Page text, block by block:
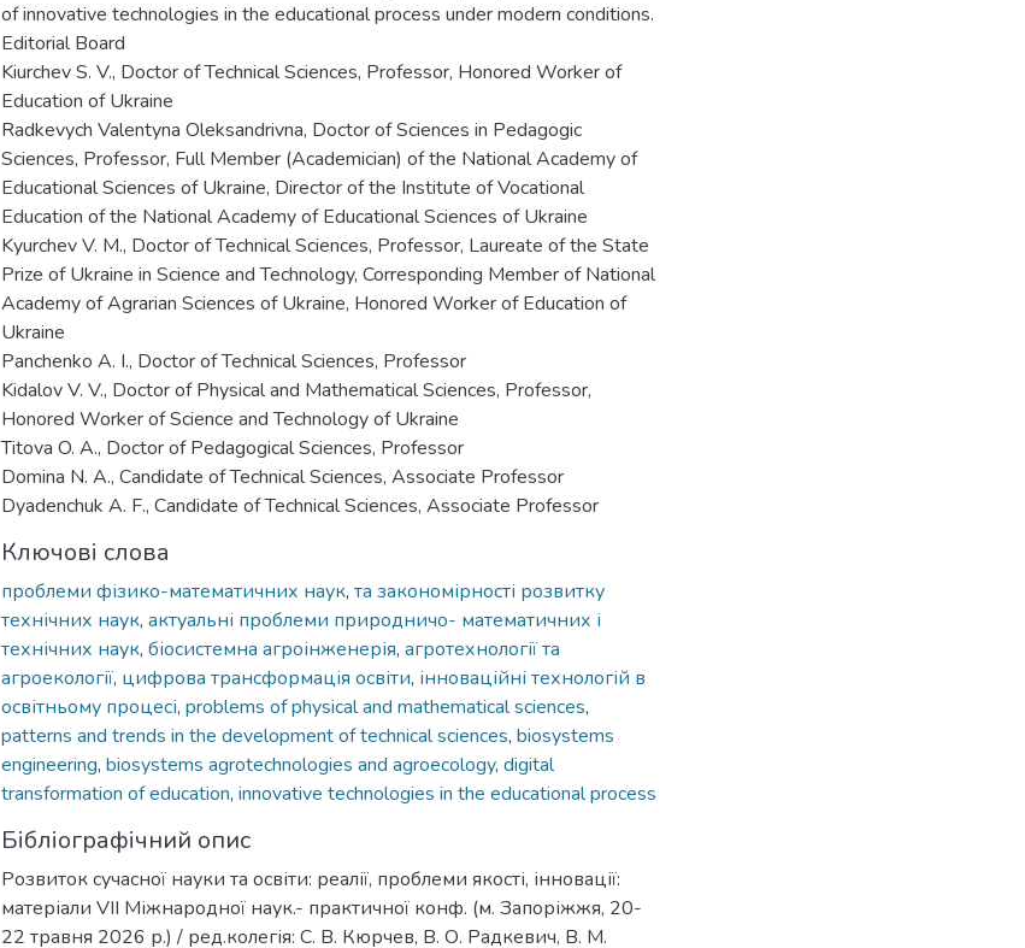
of innovative technologies in the educational process under modern conditions.
Editorial Board
Kiurchev S. V., Doctor of Technical Sciences, Professor, Honored Worker of
Education of Ukraine
Radkevych Valentyna Oleksandrivna, Doctor of Sciences in Pedagogic
Sciences, Professor, Full Member (Academician) of the National Academy of
Educational Sciences of Ukraine, Director of the Institute of Vocational
Education of the National Academy of Educational Sciences of Ukraine
Kyurchev V. M., Doctor of Technical Sciences, Professor, Laureate of the State
Prize of Ukraine in Science and Technology, Corresponding Member of National
Academy of Agrarian Sciences of Ukraine, Honored Worker of Education of
Ukraine
Panchenko A. I., Doctor of Technical Sciences, Professor
Kidalov V. V., Doctor of Physical and Mathematical Sciences, Professor,
Honored Worker of Science and Technology of Ukraine
Titova O. A., Doctor of Pedagogical Sciences, Professor
Domina N. A., Candidate of Technical Sciences, Associate Professor
Ключові слова
проблеми фізико-математичних наук, та закономірності розвитку
технічних наук, актуальні проблеми природничо- математичних і
технічних наук, біосистемна агроінженерія, агротехнології та
агроекології, цифрова трансформація освіти, інноваційні технологій в
освітньому процесі, problems of physical and mathematical sciences,
patterns and trends in the development of technical sciences, biosystems
engineering, biosystems agrotechnologies and agroecology, digital
transformation of education, innovative technologies in the educational process
Бібліографічний опис
Розвиток сучасної науки та освіти: реалії, проблеми якості, інновації:
матеріали VІІ Міжнародної наук.- практичної конф. (м. Запоріжжя, 20-
22 травня 2026 р.) / ред.колегія: С. В. Кюрчев, В. О. Радкевич, В. М.